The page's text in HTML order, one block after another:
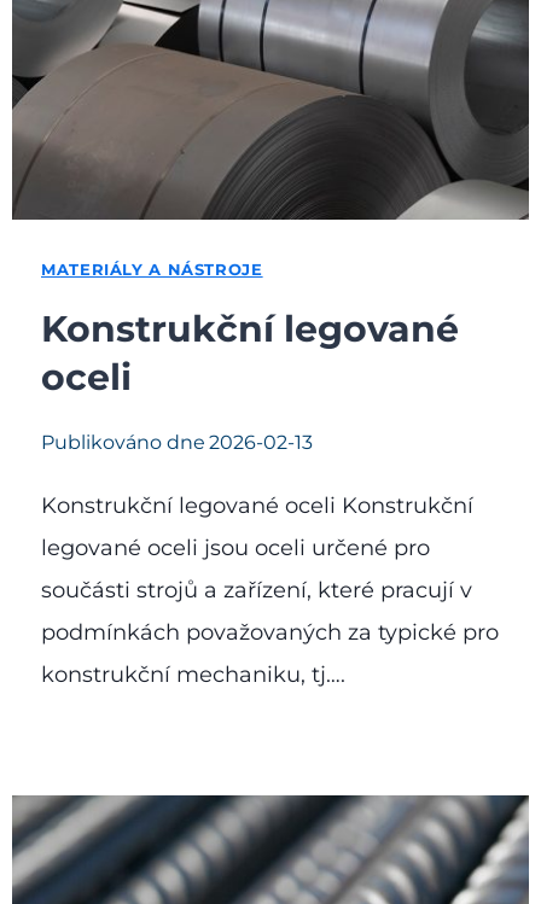
MATERIÁLY A NÁSTROJE
Konstrukční legované
oceli
Publikováno dne 2026-02-13
Konstrukční legované oceli Konstrukční
legované oceli jsou oceli určené pro
součásti strojů a zařízení, které pracují v
podmínkách považovaných za typické pro
konstrukční mechaniku, tj….